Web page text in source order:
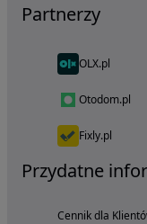
Partnerzy
OLX.pl
Otodom.pl
Fixly.pl
Przydatne
Cennik dla